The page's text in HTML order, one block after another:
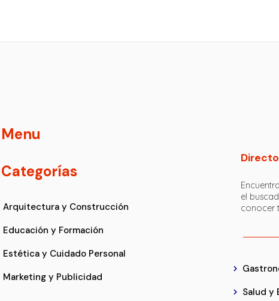
Menu
Categorías
Arquitectura y Construcción
Educación y Formación
Estética y Cuidado Personal
Marketing y Publicidad
el
conocer
Salud y